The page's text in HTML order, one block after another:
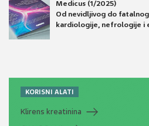
Medicus (1/2025)
Od nevidljivog do
kardiologije, nefrologije i
KORISNI ALATI
Klirens kreatinina